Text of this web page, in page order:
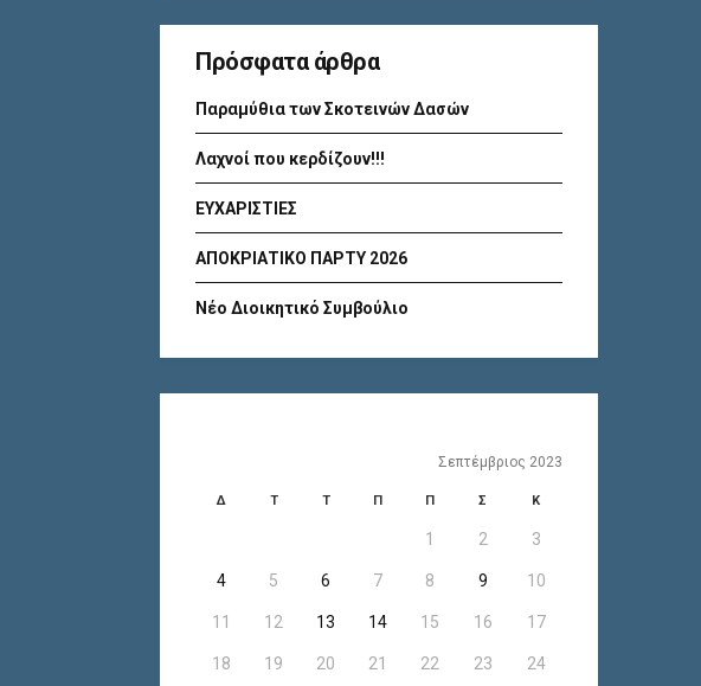
Πρόσφατα άρθρα
Παραμύθια των Σκοτεινών Δασών
Λαχνοί που κερδίζουν!!!
ΕΥΧΑΡΙΣΤΙΕΣ
ΑΠΟΚΡΙΑΤΙΚΟ ΠΑΡΤΥ 2026
Νέο Διοικητικό Συμβούλιο
Σεπτέμβριος 2023
Δ Τ Τ Π Π Σ Κ
1 2 3
4 5 6 7 8 9 10
11 12 13 14 15 16 17
18 19 20 21 22 23 24